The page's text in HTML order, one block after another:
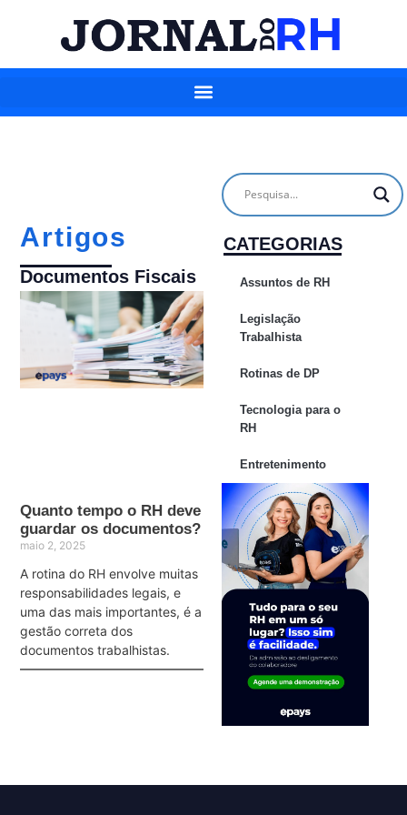
Artigos
Documentos Fiscais
Quanto tempo o RH deve
guardar os documentos?
maio 2, 2025
A rotina do RH envolve muitas
responsabilidades legais, e
uma das mais importantes, é a
gestão correta dos
documentos trabalhistas.
CATEGORIAS
Assuntos de RH
Legislação
Trabalhista
Rotinas de DP
Tecnologia para o
RH
Entretenimento